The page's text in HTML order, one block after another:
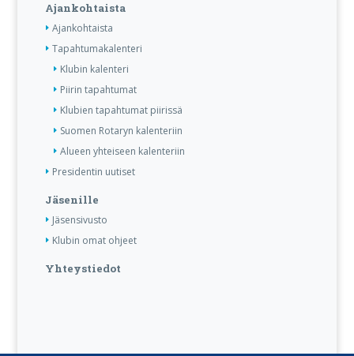
Ajankohtaista
Ajankohtaista
Tapahtumakalenteri
Klubin kalenteri
Piirin tapahtumat
Klubien tapahtumat piirissä
Suomen Rotaryn kalenteriin
Alueen yhteiseen kalenteriin
Presidentin uutiset
Jäsenille
Jäsensivusto
Klubin omat ohjeet
Yhteystiedot